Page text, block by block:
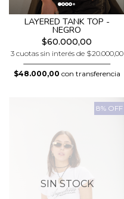
LAYERED TANK TOP -
NEGRO
$60.000,00
3 cuotas sin interés de $20.000,00
$48.000,00 con transferencia
8% OFF
SIN STOCK